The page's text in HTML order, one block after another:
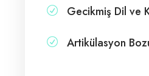
Gecikmiş Dil ve
Artikülasyon